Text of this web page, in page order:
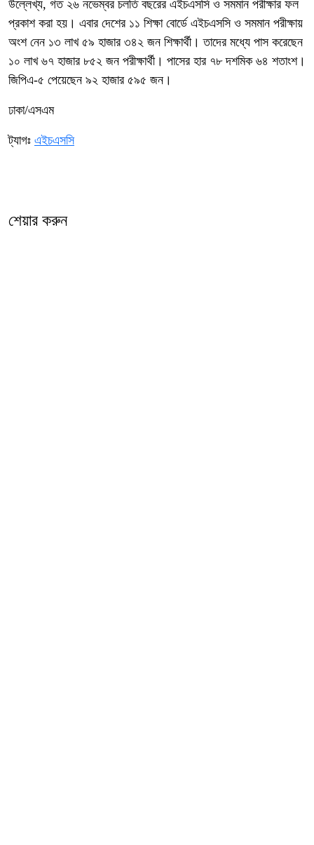
উল্লেখ্য, গত ২৬ নভেম্বর চলতি বছরের এইচএসসি ও সমমান পরীক্ষার ফল
প্রকাশ করা হয়। এবার দেশের ১১ শিক্ষা বোর্ডে এইচএসসি ও সমমান পরীক্ষায়
অংশ নেন ১৩ লাখ ৫৯ হাজার ৩৪২ জন শিক্ষার্থী। তাদের মধ্যে পাস করেছেন
১০ লাখ ৬৭ হাজার ৮৫২ জন পরীক্ষার্থী। পাসের হার ৭৮ দশমিক ৬৪ শতাংশ।
জিপিএ-৫ পেয়েছেন ৯২ হাজার ৫৯৫ জন।
ঢাকা/এসএম
ট্যাগঃ এইচএসসি
শেয়ার করুন